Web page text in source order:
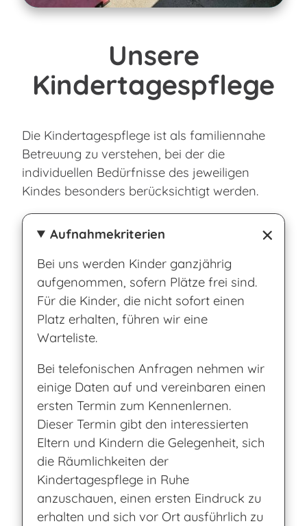
Unsere
Kindertagespflege
Die Kindertagespflege ist als familiennahe
Betreuung zu verstehen, bei der die
individuellen Bedürfnisse des jeweiligen
Kindes besonders berücksichtigt werden.
Aufnahmekriterien
Bei uns werden Kinder ganzjährig
aufgenommen, sofern Plätze frei sind.
Für die Kinder, die nicht sofort einen
Platz erhalten, führen wir eine
Warteliste.
Bei telefonischen Anfragen nehmen wir
einige Daten auf und vereinbaren einen
ersten Termin zum Kennenlernen.
Dieser Termin gibt den interessierten
Eltern und Kindern die Gelegenheit, sich
die Räumlichkeiten der
Kindertagespflege in Ruhe
anzuschauen, einen ersten Eindruck zu
erhalten und sich vor Ort ausführlich zu